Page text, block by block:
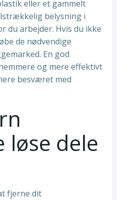
eller et gammelt
belysning i
du arbejder. Hvis du ikke
de nødvendige
En god
og mere effektivt
besværet med
løse dele
fjerne dit